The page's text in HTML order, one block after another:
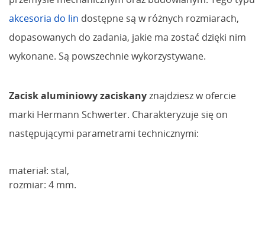
akcesoria do lin dostępne są w różnych rozmiarach,
dopasowanych do zadania, jakie ma zostać dzięki nim
wykonane. Są powszechnie wykorzystywane.
Zacisk aluminiowy zaciskanyznajdziesz w ofercie
marki Hermann Schwerter. Charakteryzuje się on
następującymi parametrami technicznymi:
materiał: stal,
rozmiar: 4 mm.